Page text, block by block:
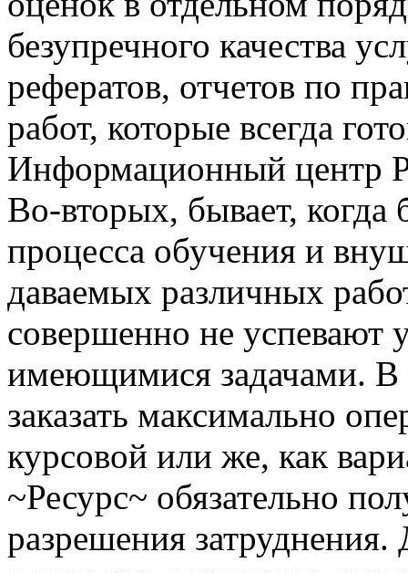
безупречного качества
рефератов, отчетов по
работ, которые всегда
Информационный центр
Во-вторых, бывает, когда
процесса обучения и
даваемых различных
совершенно не успевают
имеющимися задачами. В
заказать максимально
курсовой или же, как
~Ресурс~ обязательно
разрешения